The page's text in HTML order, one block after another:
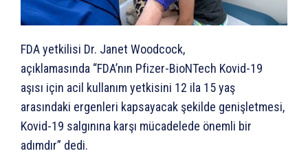
FDA yetkilisi Dr. Janet Woodcock,
açıklamasında “FDA’nın Pfizer-BioNTech Kovid-19
aşısı için acil kullanım yetkisini 12 ila 15 yaş
arasındaki ergenleri kapsayacak şekilde genişletmesi,
Kovid-19 salgınına karşı mücadelede önemli bir
adımdır” dedi.